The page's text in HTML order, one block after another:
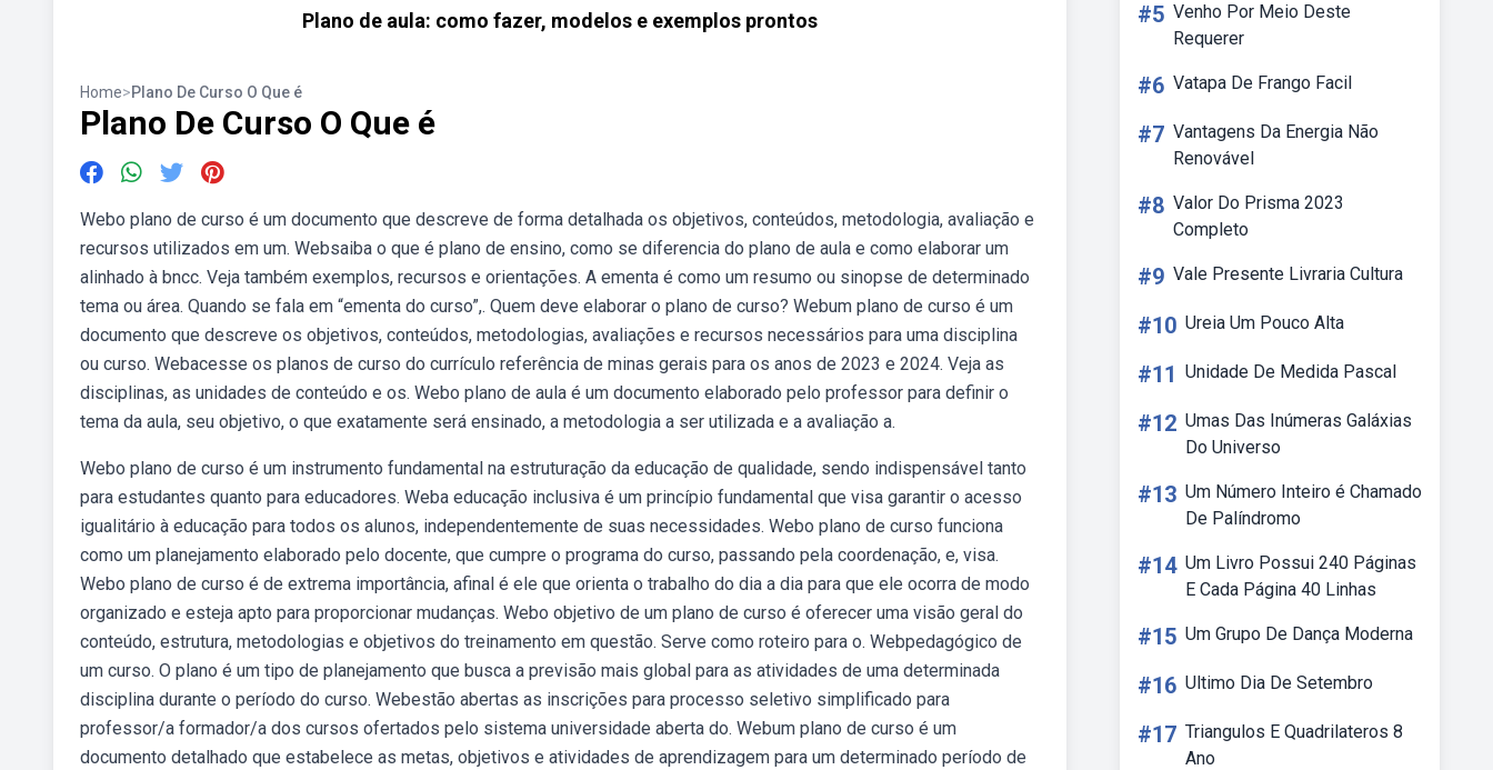
Plano de aula: como fazer, modelos e exemplos prontos
Home>Plano De Curso O Que é
Plano De Curso O Que é
Webo plano de curso é um documento que descreve de forma detalhada os objetivos, conteúdos, metodologia, avaliação e
recursos utilizados em um. Websaiba o que é plano de ensino, como se diferencia do plano de aula e como elaborar um
alinhado à bncc. Veja também exemplos, recursos e orientações. A ementa é como um resumo ou sinopse de determinado
tema ou área. Quando se fala em “ementa do curso”,. Quem deve elaborar o plano de curso? Webum plano de curso é um
documento que descreve os objetivos, conteúdos, metodologias, avaliações e recursos necessários para uma disciplina
ou curso. Webacesse os planos de curso do currículo referência de minas gerais para os anos de 2023 e 2024. Veja as
disciplinas, as unidades de conteúdo e os. Webo plano de aula é um documento elaborado pelo professor para definir o
tema da aula, seu objetivo, o que exatamente será ensinado, a metodologia a ser utilizada e a avaliação a.
Webo plano de curso é um instrumento fundamental na estruturação da educação de qualidade, sendo indispensável tanto
para estudantes quanto para educadores. Weba educação inclusiva é um princípio fundamental que visa garantir o acesso
igualitário à educação para todos os alunos, independentemente de suas necessidades. Webo plano de curso funciona
como um planejamento elaborado pelo docente, que cumpre o programa do curso, passando pela coordenação, e, visa.
Webo plano de curso é de extrema importância, afinal é ele que orienta o trabalho do dia a dia para que ele ocorra de modo
organizado e esteja apto para proporcionar mudanças. Webo objetivo de um plano de curso é oferecer uma visão geral do
conteúdo, estrutura, metodologias e objetivos do treinamento em questão. Serve como roteiro para o. Webpedagógico de
um curso. O plano é um tipo de planejamento que busca a previsão mais global para as atividades de uma determinada
disciplina durante o período do curso. Webestão abertas as inscrições para processo seletivo simplificado para
professor/a formador/a dos cursos ofertados pelo sistema universidade aberta do. Webum plano de curso é um
documento detalhado que estabelece as metas, objetivos e atividades de aprendizagem para um determinado período de
#5 Venho Por Meio Deste
Requerer
#6 Vatapa De Frango Facil
#7 Vantagens Da Energia Não
Renovável
#8 Valor Do Prisma 2023
Completo
#9 Vale Presente Livraria Cultura
#10 Ureia Um Pouco Alta
#11 Unidade De Medida Pascal
#12 Umas Das Inúmeras Galáxias
Do Universo
#13 Um Número Inteiro é Chamado
De Palíndromo
#14 Um Livro Possui 240 Páginas
E Cada Página 40 Linhas
#15 Um Grupo De Dança Moderna
#16 Ultimo Dia De Setembro
#17 Triangulos E Quadrilateros 8
Ano